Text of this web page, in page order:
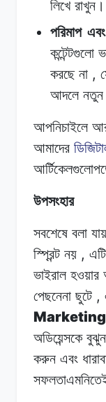
লিখে রাখুন।
পরিমাপ এবং
কন্টেন্টগুলো
করছে না ,
আদলে নতুন
আপনিচাইলে
আমাদের
উপসংহার
সবশেষে বলা যায়
স্প্রিন্ট নয় , এটি
ভাইরাল হওয়ার
পেছনেনা ছুটে ,
অডিয়েন্সকে বুঝুন
করুন এবং